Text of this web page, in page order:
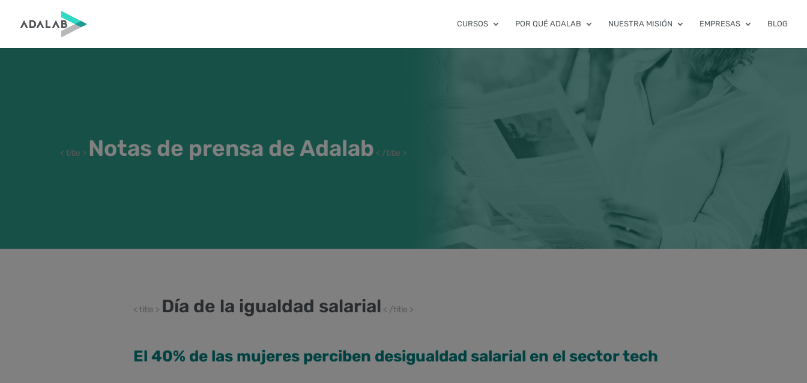
CURSOS POR QUÉ ADALAB NUESTRA MISIÓN EMPRESAS BLOG
< title > Notas de prensa de Adalab < /title >
< title > Día de la igualdad salarial < /title >
El 40% de las mujeres perciben desigualdad salarial en el sector tech